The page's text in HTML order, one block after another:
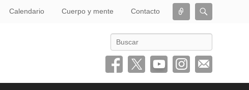
Conectar
Calendario Cuerpo y mente Contacto
Buscar